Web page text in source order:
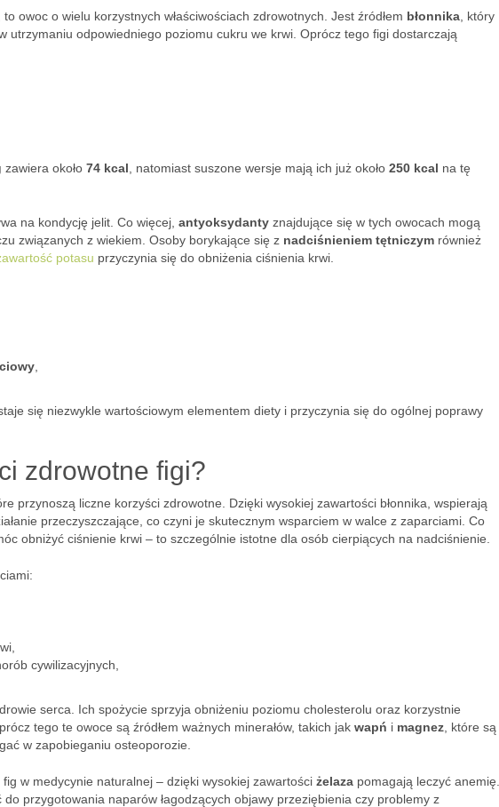
, to owoc o wielu korzystnych właściwościach zdrowotnych. Jest źródłem błonnika , który
utrzymaniu odpowiedniego poziomu cukru we krwi. Oprócz tego figi dostarczają
zawiera około 74 kcal , natomiast suszone wersje mają ich już około 250 kcal na tę
na kondycję jelit. Co więcej, antyoksydanty znajdujące się w tych owocach mogą
związanych z wiekiem. Osoby borykające się z nadciśnieniem tętniczym również
potasu przyczynia się do obniżenia ciśnienia krwi.
się niezwykle wartościowym elementem diety i przyczynia się do ogólnej poprawy
zdrowotne figi?
przynoszą liczne korzyści zdrowotne. Dzięki wysokiej zawartości błonnika, wspierają
przeczyszczające, co czyni je skutecznym wsparciem w walce z zaparciami. Co
obniżyć ciśnienie krwi – to szczególnie istotne dla osób cierpiących na nadciśnienie.
cywilizacyjnych,
serca. Ich spożycie sprzyja obniżeniu poziomu cholesterolu oraz korzystnie
tego te owoce są źródłem ważnych minerałów, takich jak wapń i magnez , które są
w zapobieganiu osteoporozie.
w medycynie naturalnej – dzięki wysokiej zawartości żelaza pomagają leczyć anemię.
przygotowania naparów łagodzących objawy przeziębienia czy problemy z